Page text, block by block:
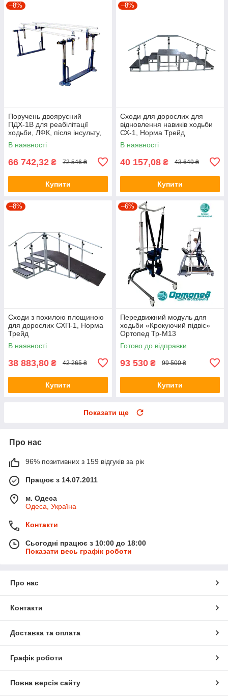
–8%
Поручень двоярусний
ПДХ-1В для реабілітації
ходьби, ЛФК, після інсульту,
Норма Трейд Україна
В наявності
66 742,32 ₴ 72 546 ₴
Купити
–8%
Сходи для дорослих для
відновлення навиків ходьби
СХ-1, Норма Трейд
В наявності
40 157,08 ₴ 43 649 ₴
Купити
–8%
Сходи з похилою площиною
для дорослих СХП-1, Норма
Трейд
В наявності
38 883,80 ₴ 42 265 ₴
Купити
–6%
Передвижний модуль для
ходьби «Крокуючий підвіс»
Ортопед Тр-М13
Готово до відправки
93 530 ₴ 99 500 ₴
Купити
Показати ще
Про нас
96% позитивних з 159 відгуків за рік
Працює з 14.07.2011
м. Одеса
Одеса, Україна
Контакти
Сьогодні працює з 10:00 до 18:00
Показати весь графік роботи
Про нас
Контакти
Доставка та оплата
Графік роботи
Повна версія сайту